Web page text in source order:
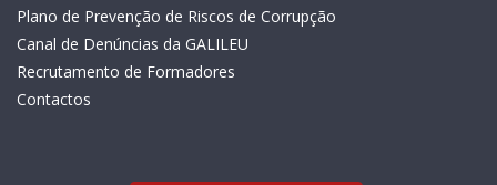
Plano de Prevenção de Riscos de Corrupção
Canal de Denúncias da GALILEU
Recrutamento de Formadores
Contactos